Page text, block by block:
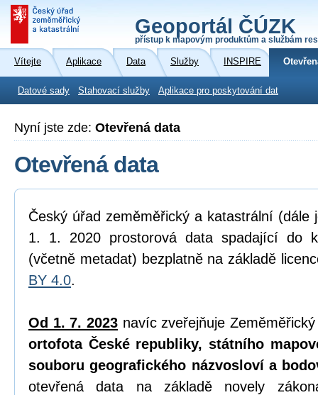
Geoportál ČÚZK
přístup k mapovým produktům a službám
Vítejte Aplikace Data Služby INSPIRE
Datové sady Stahovací služby Aplikace pro poskytování dat
Nyní jste zde: Otevřená data
Otevřená data
Český úřad zeměměřický a katastrální (dále
1. 1. 2020 prostorová data spadající do
(včetně metadat) bezplatně na základě
BY 4.0.
Od 1. 7. 2023 navíc zveřejňuje
ortofota České republiky, státního
souboru geografického názvosloví a
otevřená data na základě novely